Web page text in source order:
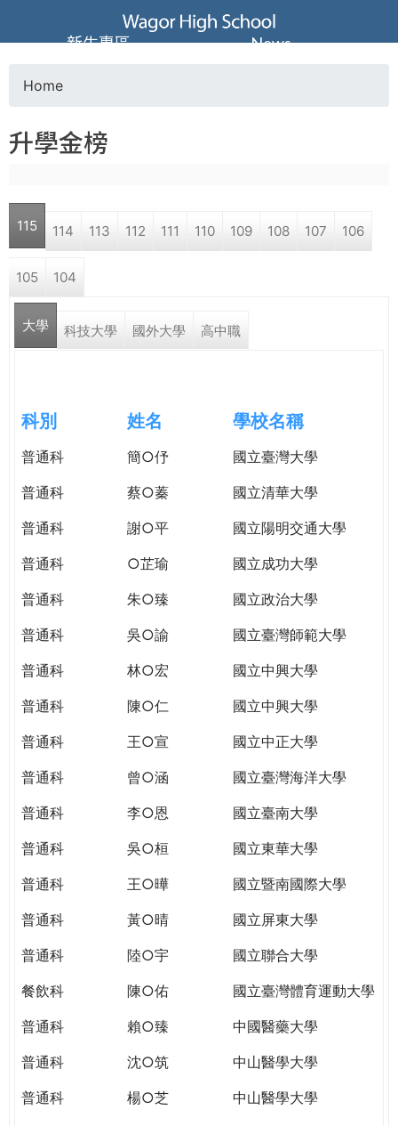
Jump to navigation
葳
格
高
中
學
格。
民。
TODAY
WORLD
TOMORROW
YOU
THE
PATH
GLOBAL
o
u
a
r
e
e
r
e
Home
升學金榜
115 114 113 112 111 110 109 108 107 106
105 104
大學 科技大學 國外大學 高中職
科別 姓名 學校名稱
普通科 簡○伃
國立臺灣大學
普通科
蔡○蓁
國立清華大學
普通科
謝○平
國立陽明交通大學
普通科
○芷瑜
國立成功大學
普通科
朱○臻
國立政治大學
普通科
吳○諭
國立臺灣師範大學
普通科
林○宏
國立中興大學
普通科
陳○仁
國立中興大學
普通科
王○宣
國立中正大學
普通科
曾○涵
國立臺灣海洋大學
普通科
李○恩
國立臺南大學
普通科
吳○桓
國立東華大學
普通科
王○曄
國立暨南國際大學
普通科
黃○晴
國立屏東大學
普通科
陸○宇
國立聯合大學
餐飲科
陳○佑
國立臺灣體育運動大學
普通科
賴○臻
中國醫藥大學
普通科
沈○筑
中山醫學大學
普通科
楊○芝
中山醫學大學
新生專區 News